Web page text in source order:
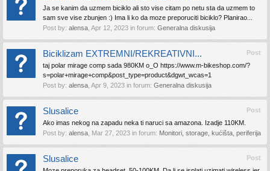
Ja se kanim da uzmem biciklo ali sto vise citam po netu sta da uzmem to
sam sve vise zbunjen :) Ima li ko da moze preporuciti biciklo? Planirao...
Post by: alensa Apr 12, 2023 in forum: Generalna diskusija
Post
Biciklizam EXTREMNI/REKREATIVNI...
taj polar mirage comp sada 980KM o_O https://www.m-bikeshop.com/?
s=polar+mirage+comp&post_type=product&dgwt_wcas=1
Post by: alensa Apr 9, 2023 in forum: Generalna diskusija
Post
Slusalice
Ako imas nekog na zapadu neka ti naruci sa amazona. Izadje 110KM.
Post by: alensa Mar 27, 2023 in forum: Monitori, storage, kućišta, periferija
Post
Slusalice